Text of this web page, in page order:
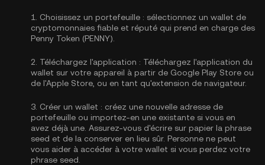
1. Choisissez un portefeuille : sélectionnez un wallet de
cryptomonnaies fiable et réputé qui prend en charge des
Penny Token (PENNY).
2. Téléchargez l'application : Téléchargez l'application du
wallet sur votre appareil à partir de Google Play Store ou
de l'Apple Store, ou en tant qu'extension de navigateur.
3. Créer un wallet : créez une nouvelle adresse de
portefeuille ou importez-en une existante si vous en
avez déjà une. Assurez-vous d'écrire sur papier la phrase
seed et de la conserver en lieu sûr. Personne ne peut
vous aider à accéder à votre wallet si vous perdez votre
phrase seed.